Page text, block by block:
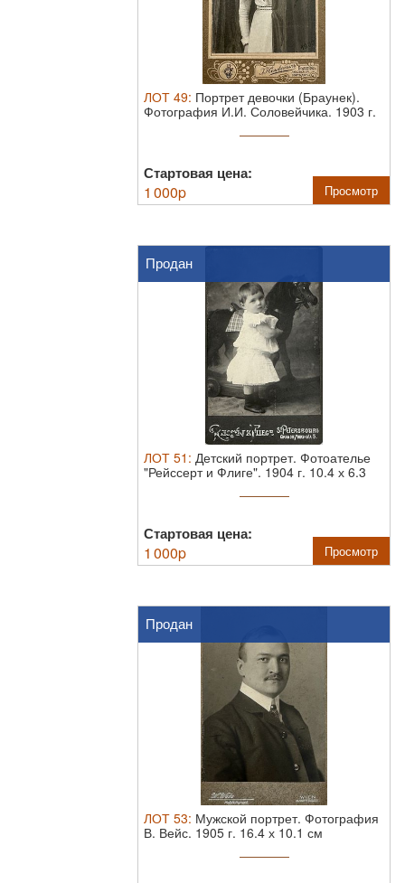
ЛОТ 49: Портрет девочки (Браунек).
Фотография И.И. Соловейчика. 1903 г.
Стартовая цена:
1 000p Просмотр
Продан
ЛОТ 51 : Детский портрет. Фотоателье
"Рейссерт и Флиге". 1904 г. 10.4 х 6.3
Стартовая цена:
1 000p Просмотр
Продан
ЛОТ 53: Мужской портрет. Фотография
В. Вейс. 1905 г. 16.4 х 10.1 см